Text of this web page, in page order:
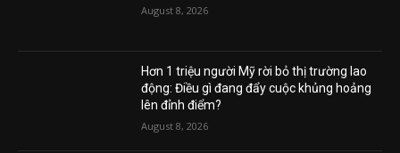
August 8, 2026
Hơn 1 triệu người Mỹ rời bỏ thị trường lao
động: Điều gì đang đẩy cuộc khủng hoảng
lên đỉnh điểm?
August 8, 2026